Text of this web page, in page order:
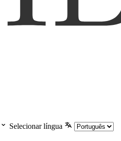
Selecionar língua